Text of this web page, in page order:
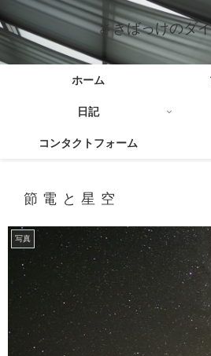
さきばっけのダ
ホーム
日記
コンタクトフォーム
節電と星空
写真